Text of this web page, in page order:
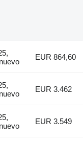
EUR 864,60
EUR 3.462
EUR 3.549